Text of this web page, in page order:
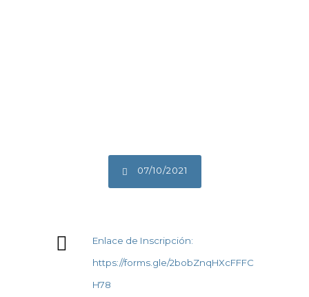
07/10/2021
Enlace de Inscripción:
https://forms.gle/2bobZnqHXcFFFC
H78